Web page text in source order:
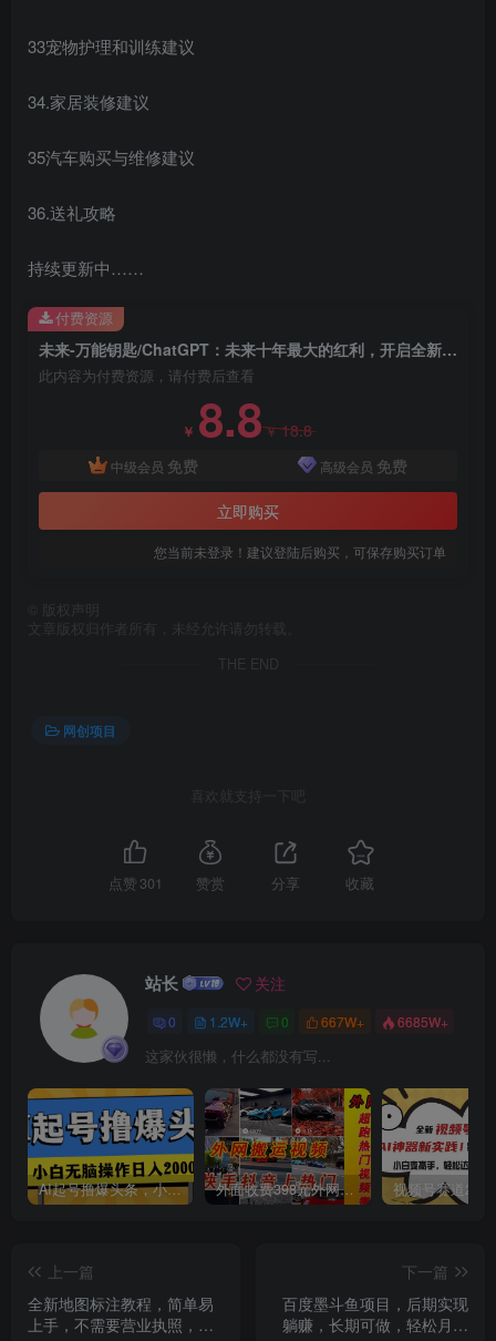
33宠物护理和训练建议
34.家居装修建议
35汽车购买与维修建议
36.送礼攻略
持续更新中……
未来-万能钥匙/ChatGPT：未来十年最大的红利，开启全新时代
此内容为付费资源，请付费后查看
￥ 8.8￥18.8
中级会员 免费 高级会员 免费
立即购买
您当前未登录！建议登陆后购买，可保存购买订单
付费资源
版权声明
文章版权归作者所有，未经允许请勿转载。
THE END
网创项目
喜欢就支持一下吧
点赞 301 赞赏 分享 收藏
站长 关注
0 1.2W+ 0 667W+ 6685W+
这家伙很懒，什么都没有写...
AI起号撸爆头条，小白也能操作，日入2000+ 外面收费398元外网超跑豪车汽车视频搬运至快手抖音上热门项目
上一篇
全新地图标注教程，简单易
上手，不需要营业执照，挑
下一篇
百度墨斗鱼项目，后期实现
躺赚，长期可做，轻松月入